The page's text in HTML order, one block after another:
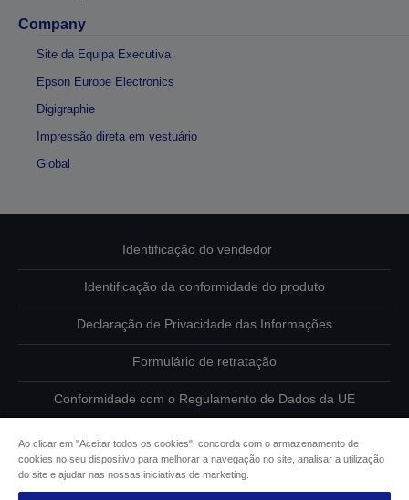
Company
Site da Equipa Executiva
Epson Europe Electronics
Digigraphie
Impressão direta em vestuário
Global
Identificação do vendedor
Identificação da conformidade do produto
Declaração de Privacidade das Informações
Formulário de retratação
Conformidade com o Regulamento de Dados da UE
Contacte-nos sobre os seus dados
Informações sobre cookies
Ao clicar em "Aceitar todos os cookies", concorda com o armazenamento de
cookies no seu dispositivo para melhorar a navegação no site, analisar a utilização
do site e ajudar nas nossas iniciativas de marketing.